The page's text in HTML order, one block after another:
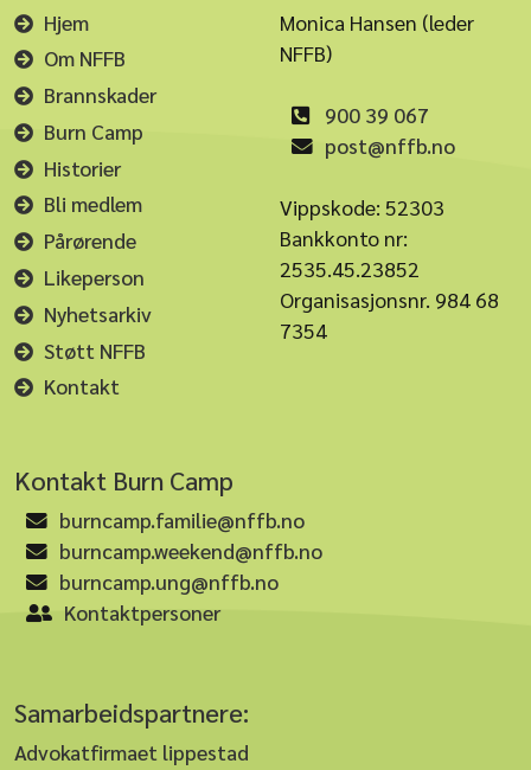
Hjem
Om NFFB
Brannskader
Burn Camp
Historier
Bli medlem
Pårørende
Likeperson
Nyhetsarkiv
Støtt NFFB
Kontakt
Monica Hansen (leder
NFFB)
900 39 067
post@nffb.no
Vippskode: 52303
Bankkonto nr:
2535.45.23852
Organisasjonsnr. 984 68
7354
Kontakt Burn Camp
burncamp.familie@nffb.no
burncamp.weekend@nffb.no
burncamp.ung@nffb.no
Kontaktpersoner
Samarbeidspartnere:
Advokatfirmaet lippestad